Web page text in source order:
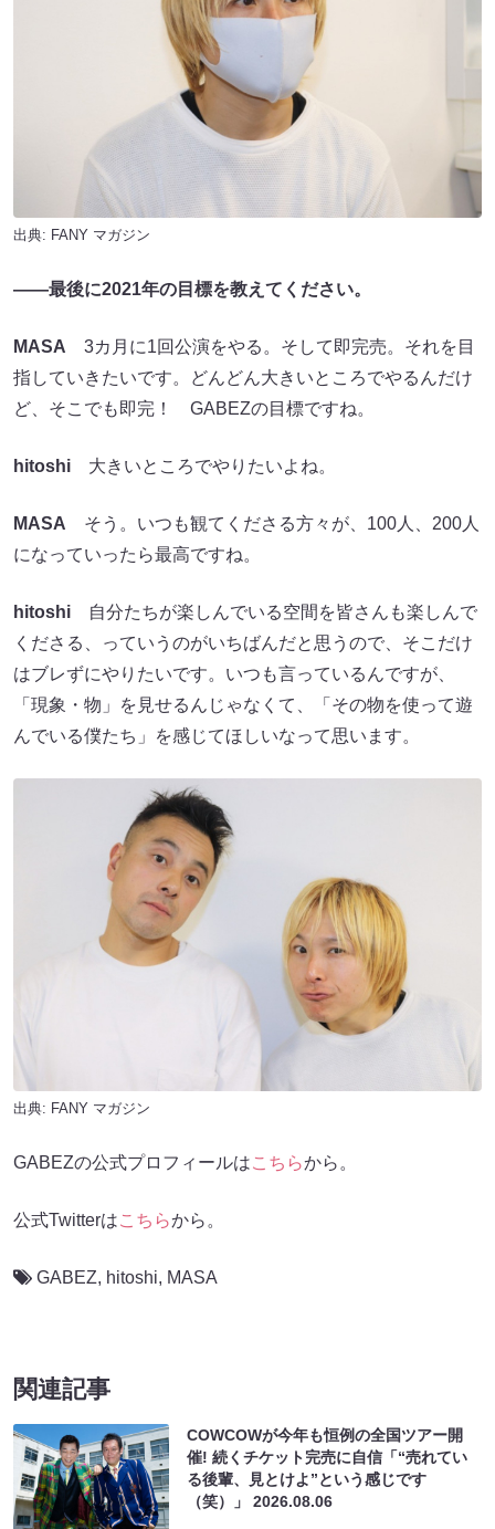
出典: FANY マガジン
――最後に2021年の目標を教えてください。
MASA 3カ月に1回公演をやる。そして即完売。それを目
指していきたいです。どんどん大きいところでやるんだけ
ど、そこでも即完！ GABEZの目標ですね。
hitoshi 大きいところでやりたいよね。
MASA そう。いつも観てくださる方々が、100人、200人
になっていったら最高ですね。
hitoshi 自分たちが楽しんでいる空間を皆さんも楽しんで
くださる、っていうのがいちばんだと思うので、そこだけ
はブレずにやりたいです。いつも言っているんですが、
「現象・物」を見せるんじゃなくて、「その物を使って遊
んでいる僕たち」を感じてほしいなって思います。
出典: FANY マガジン
GABEZの公式プロフィールはこちらから。
公式Twitterはこちらから。
GABEZ, hitoshi, MASA
関連記事
COWCOWが今年も恒例の全国ツアー開
催! 続くチケット完売に自信「“売れてい
る後輩、見とけよ”という感じです
（笑）」2026.08.06